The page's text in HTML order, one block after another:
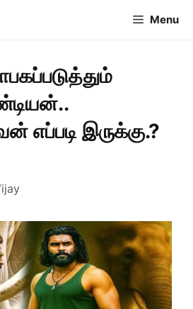
Menu
எப்படி இருக்கு.?